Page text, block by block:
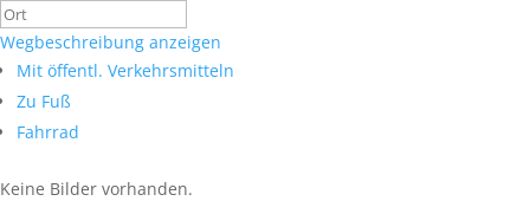
Wegbeschreibung anzeigen
Mit öffentl. Verkehrsmitteln
Zu Fuß
Fahrrad
Keine Bilder vorhanden.